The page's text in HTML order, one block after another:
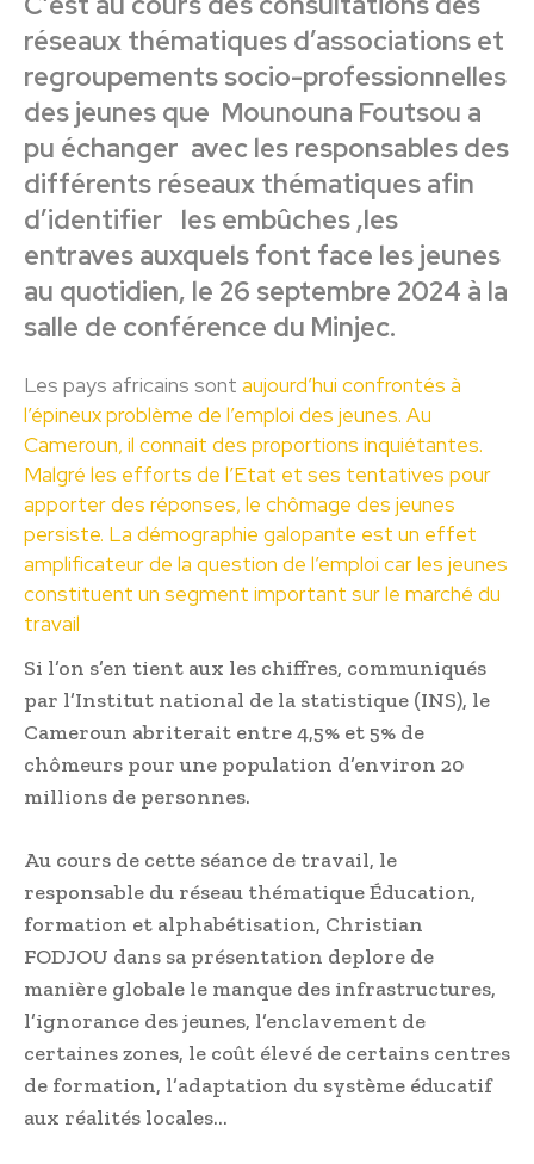
réseaux thématiques d’associations et
regroupements socio-professionnelles
des jeunes que Mounouna Foutsou a
pu échanger avec les responsables des
différents réseaux thématiques afin
d’identifier les embûches ,les
entraves auxquels font face les jeunes
au quotidien, le 26 septembre 2024 à la
salle de conférence du Minjec.
Les pays africains sont aujourd’hui confrontés à
l’épineux problème de l’emploi des jeunes. Au
Cameroun, il connait des proportions inquiétantes.
Malgré les efforts de l’Etat et ses tentatives pour
apporter des réponses, le chômage des jeunes
persiste. La démographie galopante est un effet
amplificateur de la question de l’emploi car les jeunes
constituent un segment important sur le marché du
travail
Si l’on s’en tient aux les chiffres, communiqués
par l’Institut national de la statistique (INS), le
Cameroun abriterait entre 4,5% et 5% de
chômeurs pour une population d’environ 20
millions de personnes.
Au cours de cette séance de travail, le
responsable du réseau thématique Éducation,
formation et alphabétisation, Christian
FODJOU dans sa présentation deplore de
manière globale le manque des infrastructures,
l’ignorance des jeunes, l’enclavement de
certaines zones, le coût élevé de certains centres
de formation, l’adaptation du système éducatif
aux réalités locales…